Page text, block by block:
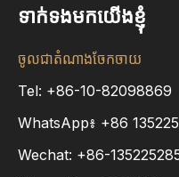
ទាក់ទងមកយើងខ្ញុំ
ចូលជាតំណាងចែកចាយ
Tel: +86-10-82098869
WhatsApp៖ +86
Wechat: +86-